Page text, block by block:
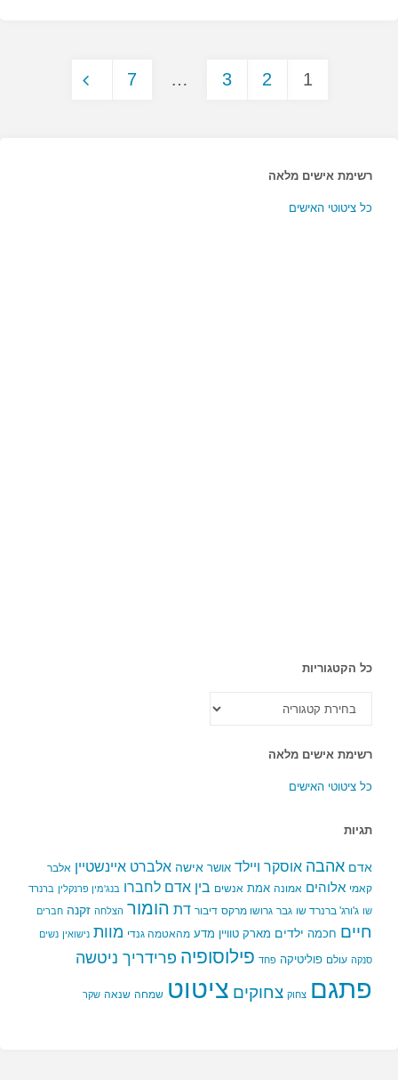
הפה…" 1
2
3
…
7
רשימת אישים מלאה
כל ציטוטי האישים
כל הקטגוריות
הקטגוריות
רשימת אישים מלאה
כל ציטוטי האישים
תגיות
אדם אהבה אוסקר ויילד אושר אישה אלברט איינשטיין אלבר
קאמי אלוהים אמונה אמת אנשים בין אדם לחברו בנג'מין פרנקלין ברנרד
שו ג'ורג' ברנרד שו גבר גרושו מרקס דיבור דת הומור הצלחה זקנה חברים
חיים חכמה ילדים מארק טוויין מדע מהאטמה גנדי מוות נישואין נשים
סנקה עולם פוליטיקה פחד פילוסופיה פרידריך ניטשה
פתגם צחוק צחוקים ציטוט שמחה שנאה שקר